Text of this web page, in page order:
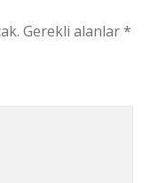
Gerekli alanlar*